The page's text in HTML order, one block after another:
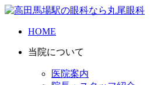
HOME
当院について
医院案内